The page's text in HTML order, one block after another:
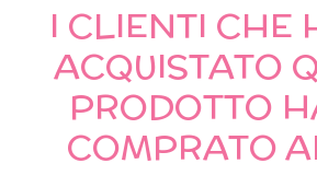
I CLIENTI CHE
ACQUISTATO
PRODOTTO
COMPRATO